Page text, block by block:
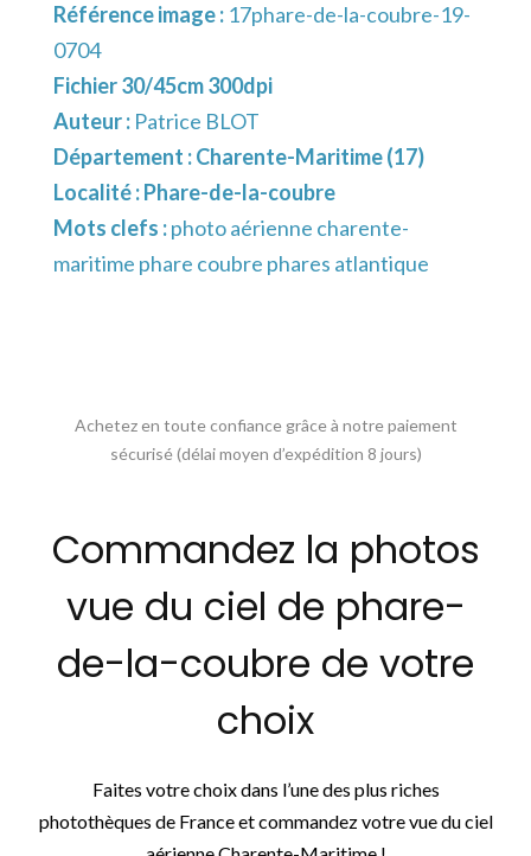
Référence image : 17phare-de-la-coubre-19-
0704
Fichier 30/45cm 300dpi
Auteur : Patrice BLOT
Département :Charente-Maritime (17)
Localité :Phare-de-la-coubre
Mots clefs :photo aérienne charente-
maritime phare coubre phares atlantique
Achetez en toute confiance grâce à notre paiement
sécurisé (délai moyen d’expédition 8 jours)
Commandez la photos
vue du ciel de phare-
de-la-coubre de votre
choix
Faites votre choix dans l’une des plus riches
photothèques de France et commandez votre vue du ciel